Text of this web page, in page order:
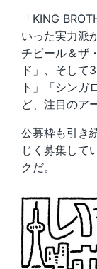
「KING
いった実力派
チビール＆ザ
ド」、そして
ト」「シンガ
ど、注目のア
公募枠も引き
じく募集して
クだ。